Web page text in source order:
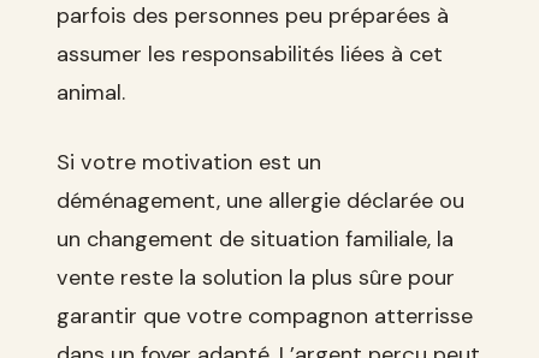
parfois des personnes peu préparées à
assumer les responsabilités liées à cet
animal.
Si votre motivation est un
déménagement, une allergie déclarée ou
un changement de situation familiale, la
vente reste la solution la plus sûre pour
garantir que votre compagnon atterrisse